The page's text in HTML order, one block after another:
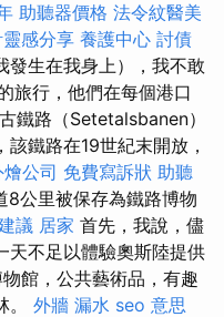
助聽器價格 法令紋醫美
感分享 養護中心 討債
發生在我身上），我不敢
旅行，他們在每個港口
鐵路（Setetalsbanen）
鐵路在19世紀末開放，
燴公司 免費寫訴狀 助聽
8公里被保存為鐵路博物
議 居家 首先，我說，儘
天不足以體驗奧斯陸提供
館，公共藝術品，有趣
。 外牆 漏水 seo 意思